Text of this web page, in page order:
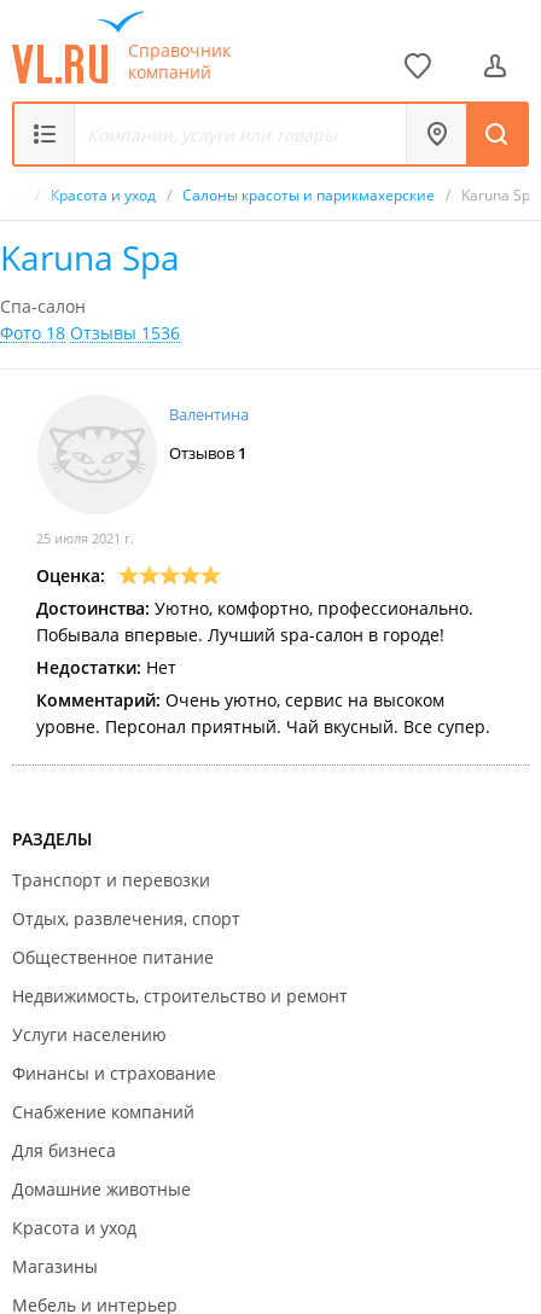
Справочник
компаний
/ Красота и уход / Салоны красоты и парикмахерские / Karuna Spa
Karuna Spa
Спа-салон
Фото 18 Отзывы 1536
Валентина
Отзывов 1
25 июля 2021 г.
Оценка:
Достоинства: Уютно, комфортно, профессионально.
Побывала впервые. Лучший spa-салон в городе!
Недостатки: Нет
Комментарий: Очень уютно, сервис на высоком
уровне. Персонал приятный. Чай вкусный. Все супер.
РАЗДЕЛЫ
Транспорт и перевозки
Отдых, развлечения, спорт
Общественное питание
Недвижимость, строительство и ремонт
Услуги населению
Финансы и страхование
Снабжение компаний
Для бизнеса
Домашние животные
Красота и уход
Магазины
Мебель и интерьер